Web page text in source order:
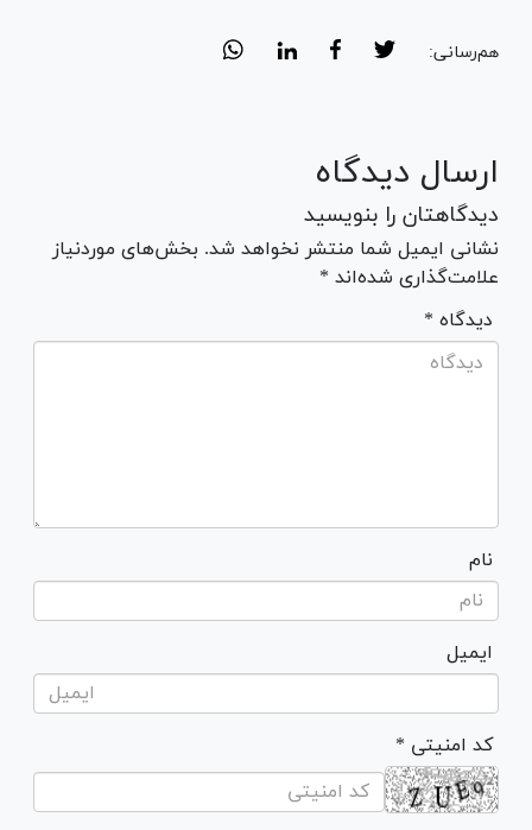
هم‌رسانی:
ارسال دیدگاه
دیدگاهتان را بنویسید
نشانی ایمیل شما منتشر نخواهد شد. بخش‌های موردنیاز
علامت‌گذاری شده‌اند *
* دیدگاه
نام
ایمیل
* کد امنیتی